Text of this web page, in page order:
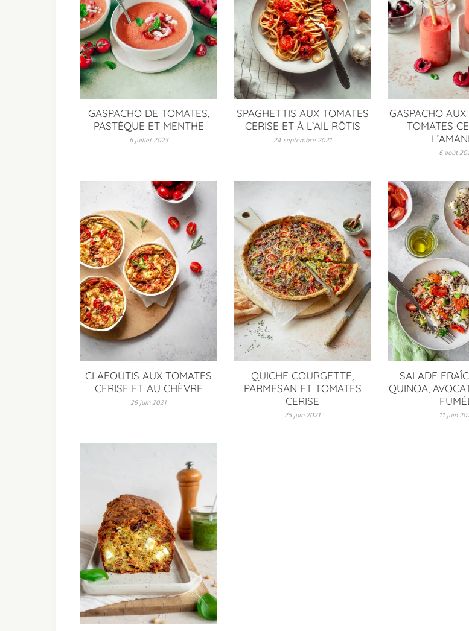
GASPACHO DE TOMATES,
PASTÈQUE ET MENTHE
6 juillet 2023
SPAGHETTIS AUX TOMATES
CERISE ET À L’AIL RÔTIS
24 septembre 2021
GASPACHO AUX
TOMATES
6 août
CLAFOUTIS AUX TOMATES
CERISE ET AU CHÈVRE
29 juin 2021
QUICHE COURGETTE,
PARMESAN ET TOMATES
CERISE
25 juin 2021
SALADE
QUINOA,
11 juin